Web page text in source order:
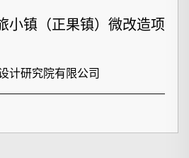
小镇（正果镇）微改造项
计研究院有限公司